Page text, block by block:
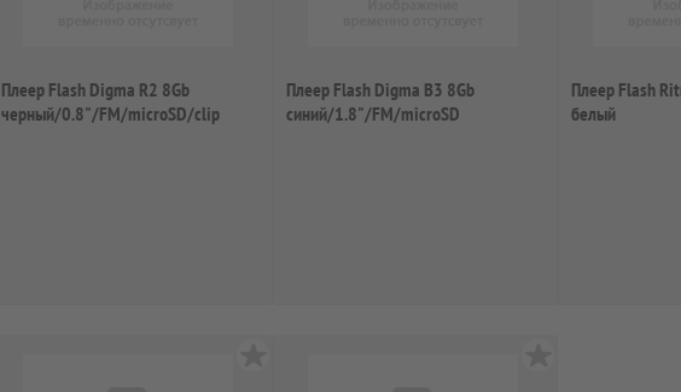
Плеер Flash Digma R2 8Gb
черный/0.8"/FM/microSD/clip
Плеер Flash Digma B3 8Gb
синий/1.8"/FM/microSD
Плеер Flash
белый